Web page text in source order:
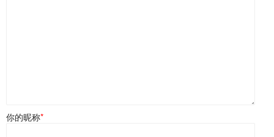
你的昵称*